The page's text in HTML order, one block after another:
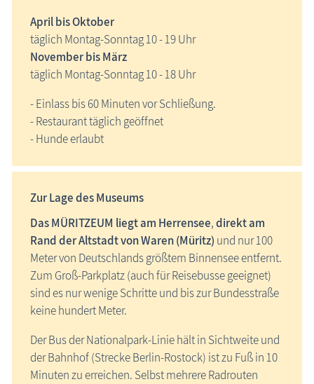
April bis Oktober
täglich Montag-Sonntag 10 - 19 Uhr
November bis März
täglich Montag-Sonntag 10 - 18 Uhr
- Einlass bis 60 Minuten vor Schließung.
- Restaurant täglich geöffnet
- Hunde erlaubt
Zur Lage des Museums
DasMÜRITZEUM liegt am Herrensee,direkt am
Rand der Altstadt von Waren (Müritz) und nur 100
Meter von Deutschlands größtem Binnensee entfernt.
Zum Groß-Parkplatz (auch für Reisebusse geeignet)
sind es nur wenige Schritte und bis zur Bundesstraße
keine hundert Meter.
Der Bus der Nationalpark-Linie hält in Sichtweite und
der Bahnhof (Strecke Berlin-Rostock) ist zu Fuß in 10
Minuten zu erreichen. Selbst mehrere Radrouten